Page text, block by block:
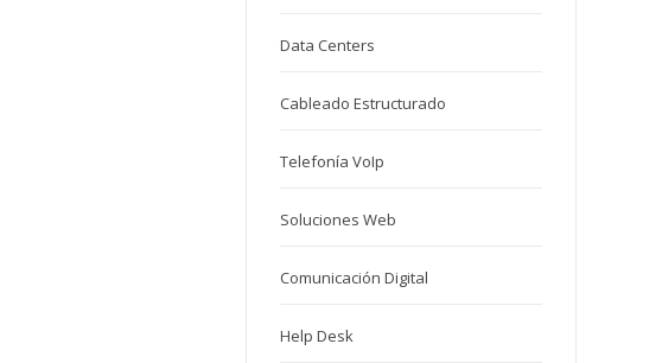
Data Centers
Cableado Estructurado
Telefonía VoIp
Soluciones Web
Comunicación Digital
Help Desk